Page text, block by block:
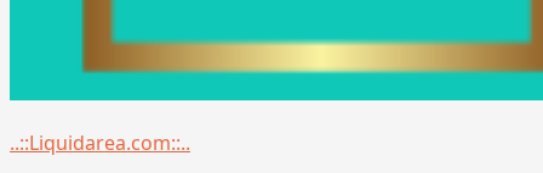
Menu
..::Liquidarea.com::..